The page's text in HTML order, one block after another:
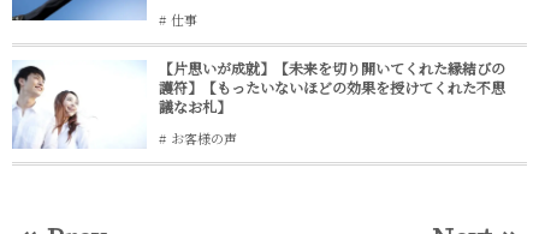
仕事
【片思いが成就】【未来を切り開いてくれた縁結びの
護符】【もったいないほどの効果を授けてくれた不思
議なお札】
お客様の声